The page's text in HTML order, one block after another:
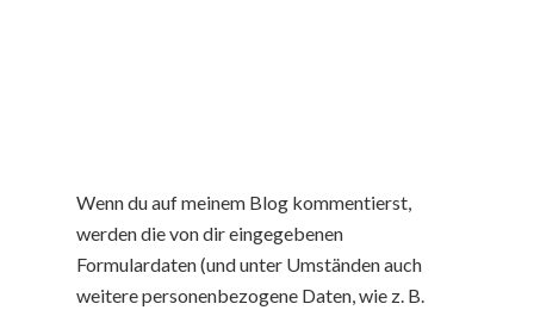
Wenn du auf meinem Blog kommentierst,
werden die von dir eingegebenen
Formulardaten (und unter Umständen auch
weitere personenbezogene Daten, wie z. B.